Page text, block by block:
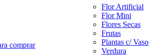
Flor Artificial
Flor Mini
Flores Secas
Frutas
Plantas c/ Vaso
Verdura
comprar